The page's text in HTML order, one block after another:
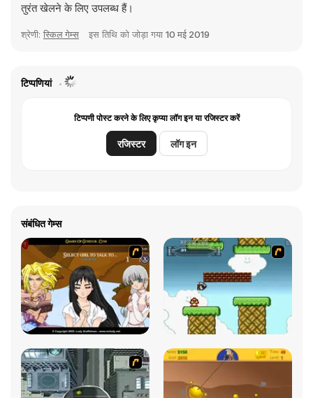
तुरंत खेलने के लिए उपलब्ध हैं।
श्रेणी: स्किल गेम्स इस तिथि को जोड़ा गया 10 मई 2019
टिप्पणियां
टिप्पणी पोस्ट करने के लिए कृप्या लॉग इन या रजिस्टर करें
रजिस्टर लॉग इन
संबंधित गेम्स